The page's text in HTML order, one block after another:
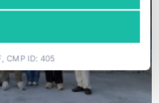
CMP ID: 405